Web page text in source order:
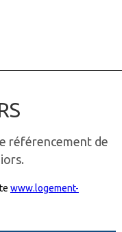
référencement de
www.logement-